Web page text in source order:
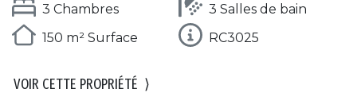
3 Chambres
3 Salles de bain
150 m² Surface
RC3025
VOIR CETTE PROPRIÉTÉ ⟩